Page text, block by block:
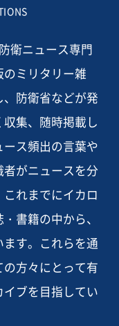
衛ニュース専門
ミリタリー雑
防衛省などが発
集、随時掲載し
ス頻出の言葉や
がニュースを分
れまでにイカロ
書籍の中から、
す。これらを通
方々にとって有
ブを目指してい